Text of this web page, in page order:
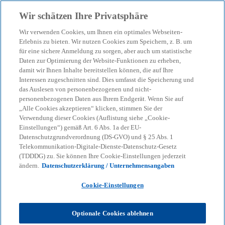
menu search
Sven Bechthold
Wir schätzen Ihre Privatsphäre
Wir verwenden Cookies, um Ihnen ein optimales Webseiten-
Erlebnis zu bieten. Wir nutzen Cookies zum Speichern, z. B. um
für eine sichere Anmeldung zu sorgen, aber auch um statistische
Daten zur Optimierung der Website-Funktionen zu erheben,
damit wir Ihnen Inhalte bereitstellen können, die auf Ihre
Interessen zugeschnitten sind. Dies umfasst die Speicherung und
das Auslesen von personenbezogenen und nicht-
personenbezogenen Daten aus Ihrem Endgerät. Wenn Sie auf
„Alle Cookies akzeptieren“ klicken, stimmen Sie der
Verwendung dieser Cookies (Auflistung siehe „Cookie-
Einstellungen“) gemäß Art. 6 Abs. 1a der EU-
Datenschutzgrundverordnung (DS-GVO) und § 25 Abs. 1
Telekommunikation-Digitale-Dienste-Datenschutz-Gesetz
(TDDDG) zu. Sie können Ihre Cookie-Einstellungen jederzeit
ändern. Datenschutzerklärung / Unternehmensangaben
Cookie-Einstellungen
Optionale Cookies ablehnen